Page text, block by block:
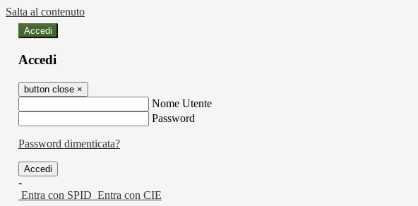
Salta al contenuto
Accedi
Accedi
button close ×
Nome Utente
Password
Password dimenticata?
-
Entra con SPID Entra con CIE